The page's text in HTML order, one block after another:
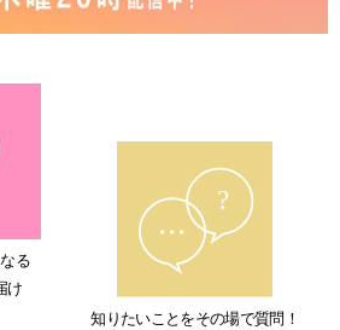
シー
づく表記
る
け
知りたいことをその場で質問！